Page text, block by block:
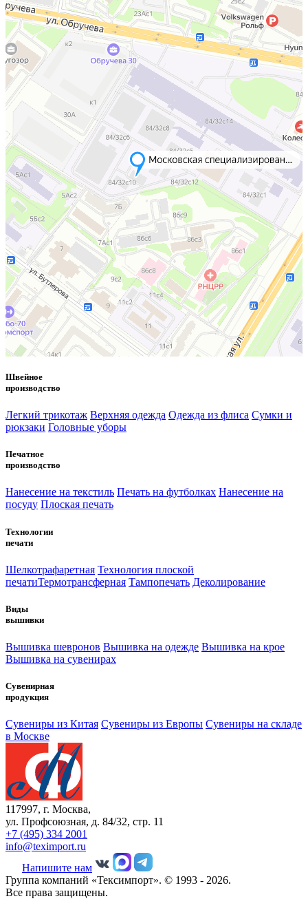
Швейное
производство
Легкий трикотаж Верхняя одежда Одежда из флиса Сумки и
рюкзаки Головные уборы
Печатное
производство
Нанесение на текстиль Печать на футболках Нанесение на
посуду Плоская печать
Технологии
печати
Шелкотрафаретная Технология плоской
печатиТермотрансферная Тампопечать Деколирование
Виды
вышивки
Вышивка шевронов Вышивка на одежде Вышивка на крое
Вышивка на сувенирах
Сувенирная
продукция
Сувениры из Китая Сувениры из Европы Сувениры на складе
в Москве
117997, г. Москва,
ул. Профсоюзная, д. 84/32, стр. 11
+7 (495) 334 2001
info@teximport.ru
Напишите нам
Группа компаний «Тексимпорт». © 1993 - 2026.
Все права защищены.